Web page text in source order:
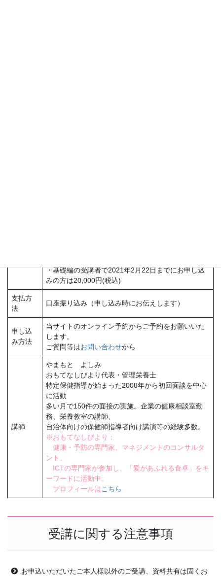
・基礎編の受講者で2021年2月22日までにお申し込
みの方は20,000円(税込)
支払方
法
口座振り込み（申し込み時にお伝えします）
申し込
み方法
当サイトのオンライン予約からご予約をお願いいた
します。
ご質問等はお問い合わせから
講師
やまもと よしみ
おもてなしびより代表・管理栄養士
特定保健指導が始まった2008年から初回面談を中心
に活動
多い月で150件の面接の実施。企業の健康相談室勤
務、栄養教室の講師、
自治体向けの保健師指導者向け講演等の経験多数。
※おもてなしびより：
健康・予防の専門家、マネジメントのコンサルタ
ント、
ICTの専門家が参加し、「愛があふれる食卓」をキ
ーワードに活動中。
プロフィールはこちら
受講に関する注意事項
お申込いただいたご本人様以外のご受講、資料共有は固くお